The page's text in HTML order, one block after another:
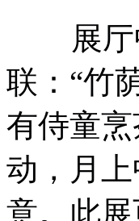
展厅中
联：“竹
有侍童
动，月
意。此